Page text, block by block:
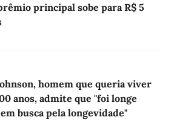
principal sobe para R$ 5
homem que queria viver
anos, admite que "foi longe
busca pela longevidade"